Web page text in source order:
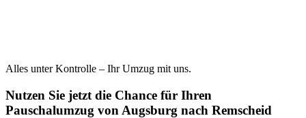
Alles unter Kontrolle – Ihr Umzug mit uns.
Nutzen Sie jetzt die Chance für Ihren
Pauschalumzug von Augsburg nach Remscheid